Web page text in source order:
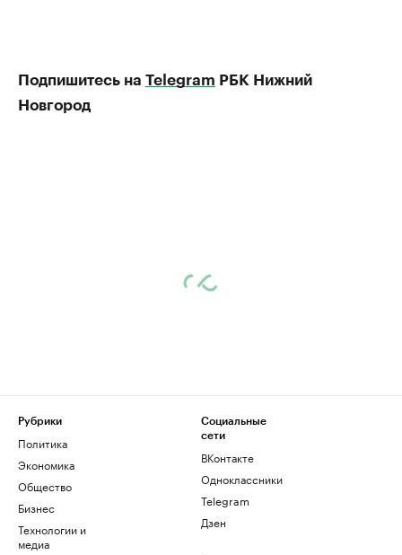
Подпишитесь на Telegram РБК Нижний
Новгород
Рубрики
Политика
Экономика
Общество
Бизнес
Технологии и
медиа
Социальные
сети
ВКонтакте
Одноклассники
Telegram
Дзен